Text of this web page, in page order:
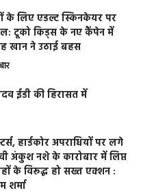
के लिए एडल्ट स्किनकेयर पर
टूको किड्स के नए कैंपेन में
खान ने उठाई बहस
ईडी की हिरासत में
हार्डकोर अपराधियों पर लगे
अंकुश नशे के कारोबार में लिप्त
के विरूद्ध हो सख्त एक्शन :
शर्मा